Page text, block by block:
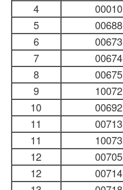
4
00010
5
00688
6
00673
7
00674
8
00675
9
10072
10
00692
11
00713
11
10073
12
00705
12
00714